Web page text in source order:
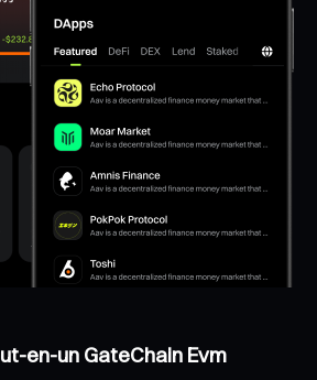
en-un GateChain Evm